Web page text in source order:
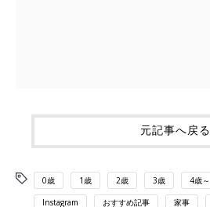
元記事へ戻る
0歳 1歳 2歳 3歳 4歳～
Instagram おすすめ記事 家事